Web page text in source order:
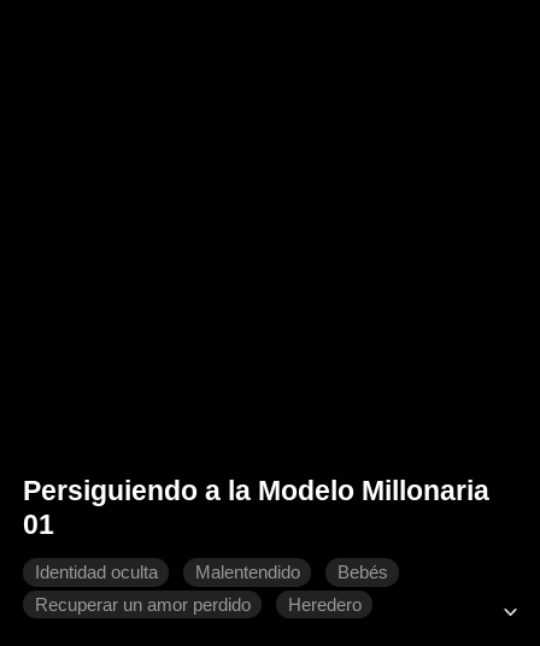
Persiguiendo a la Modelo Millonaria
01
Identidad oculta Malentendido
Bebés
Recuperar un amor perdido
Heredero